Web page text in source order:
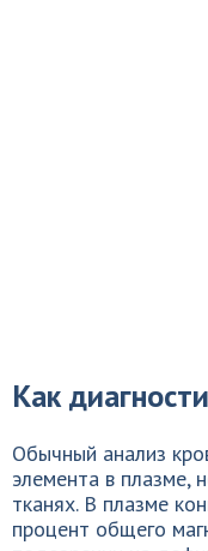
Как
Обычный анализ
элемента в плазме,
тканях. В плазме
процент общего